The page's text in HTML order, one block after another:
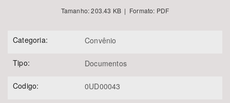
Tamanho: 203.43 KB | Formato: PDF
Categoria: Convênio
Tipo: Documentos
Codigo: 0UD00043